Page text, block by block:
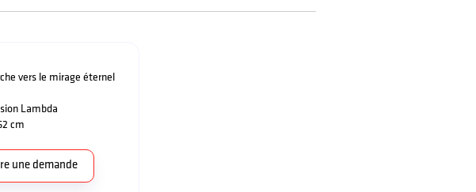
vers le mirage éternel
Lambda
cm
une demande